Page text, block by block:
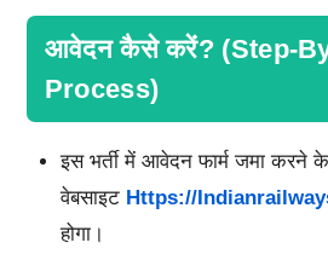
आवेदन कैसे करें? (Step-
Process)
इस भर्ती में आवेदन फार्म जमा करने
वेबसाइट Https://
होगा।